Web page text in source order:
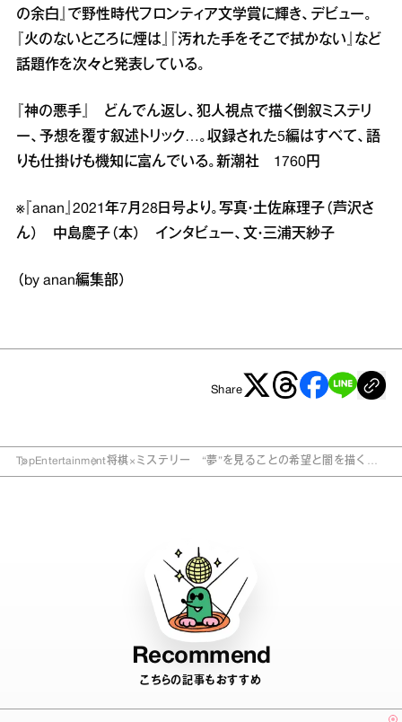
の余白』で野性時代フロンティア文学賞に輝き、デビュー。
『火のないところに煙は』『汚れた手をそこで拭かない』など
話題作を次々と発表している。
『神の悪手』 どんでん返し、犯人視点で描く倒叙ミステリ
ー、予想を覆す叙述トリック…。収録された5編はすべて、語
りも仕掛けも機知に富んでいる。新潮社 1760円
※『anan』2021年7月28日号より。写真・土佐麻理子（芦沢さ
ん） 中島慶子（本） インタビュー、文・三浦天紗子
（by anan編集部）
Share
TopEntertainment将棋×ミステリー “夢”を見ることの希望と闇を描く、
Recommend
こちらの記事もおすすめ